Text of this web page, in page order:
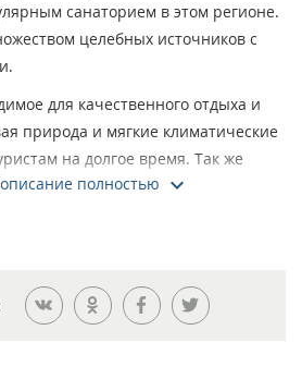
санаторием в этом регионе.
целебных источников с
для качественного отдыха и
природа и мягкие климатические
на долгое время. Так же
полюбоваться разнообразием
проводятся различные
полностью